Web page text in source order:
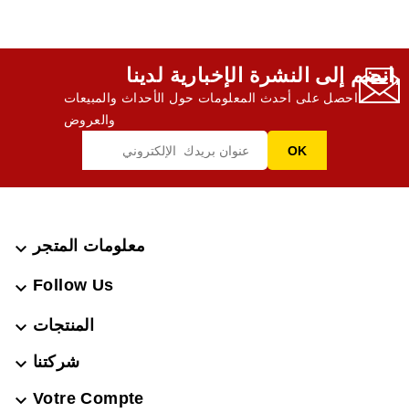
انضم إلى النشرة الإخبارية لدينا,
احصل على أحدث المعلومات حول الأحداث والمبيعات
والعروض
معلومات المتجر 
Follow Us

المنتجات 
شركتنا 
Votre Compte
